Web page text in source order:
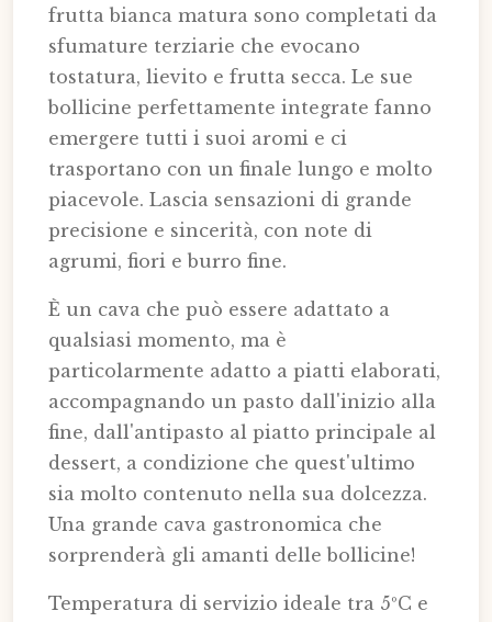
frutta bianca matura sono completati da
sfumature terziarie che evocano
tostatura, lievito e frutta secca. Le sue
bollicine perfettamente integrate fanno
emergere tutti i suoi aromi e ci
trasportano con un finale lungo e molto
piacevole. Lascia sensazioni di grande
precisione e sincerità, con note di
agrumi, fiori e burro fine.
È un cava che può essere adattato a
qualsiasi momento, ma è
particolarmente adatto a piatti elaborati,
accompagnando un pasto dall'inizio alla
fine, dall'antipasto al piatto principale al
dessert, a condizione che quest'ultimo
sia molto contenuto nella sua dolcezza.
Una grande cava gastronomica che
sorprenderà gli amanti delle bollicine!
Temperatura di servizio ideale tra 5ºC e